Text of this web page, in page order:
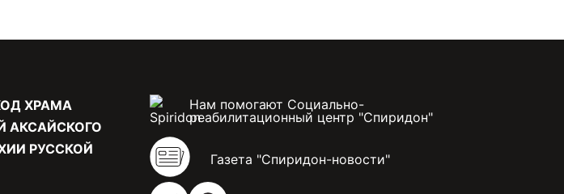
ХРАМА
АКСАЙСКОГО
РУССКОЙ
Нам помогают Социально-
реабилитационный центр "Спиридон"
Газета "Спиридон-новости"